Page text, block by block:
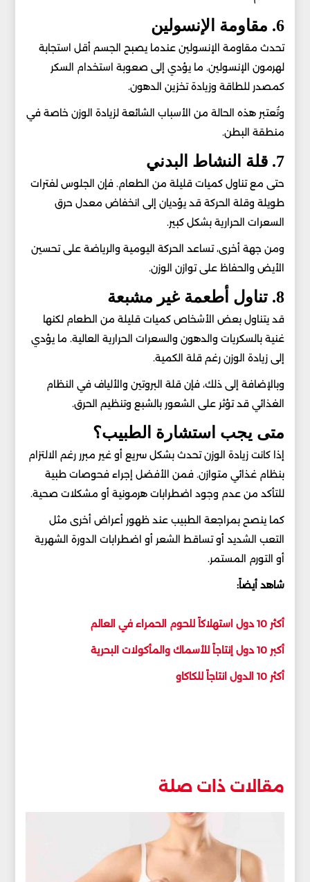
6. مقاومة الإنسولين
تحدث مقاومة الإنسولين عندما يصبح الجسم أقل استجابة
لهرمون الإنسولين. ما يؤدي إلى صعوبة استخدام السكر
كمصدر للطاقة وزيادة تخزين الدهون.
وتُعتبر هذه الحالة من الأسباب الشائعة لزيادة الوزن خاصة في
منطقة البطن.
7. قلة النشاط البدني
حتى مع تناول كميات قليلة من الطعام. فإن الجلوس لفترات
طويلة وقلة الحركة قد يؤديان إلى انخفاض معدل حرق
السعرات الحرارية بشكل كبير.
ومن جهة أخرى، تساعد الحركة اليومية والرياضة على تحسين
الأيض والحفاظ على توازن الوزن.
8. تناول أطعمة غير مشبعة
قد يتناول بعض الأشخاص كميات قليلة من الطعام لكنها
غنية بالسكريات والدهون والسعرات الحرارية العالية. ما يؤدي
إلى زيادة الوزن رغم قلة الكمية.
وبالإضافة إلى ذلك، فإن قلة البروتين والألياف في النظام
الغذائي قد تؤثر على الشعور بالشبع وتنظيم الحرق.
متى يجب استشارة الطبيب؟
إذا كانت زيادة الوزن تحدث بشكل سريع أو غير مبرر رغم الالتزام
بنظام غذائي متوازن. فمن الأفضل إجراء فحوصات طبية
للتأكد من عدم وجود اضطرابات هرمونية أو مشكلات صحية.
كما ينصح بمراجعة الطبيب عند ظهور أعراض أخرى مثل
التعب الشديد أو تساقط الشعر أو اضطرابات الدورة الشهرية
أو التورم المستمر.
شاهد أيضاً:
أكثر 10 دول استهلاكاً للحوم الحمراء في العالم
أكبر 10 دول إنتاجاً للأسماك والمأكولات البحرية
أكثر 10 الدول انتاجاً للكاكاو
مقالات ذات صلة